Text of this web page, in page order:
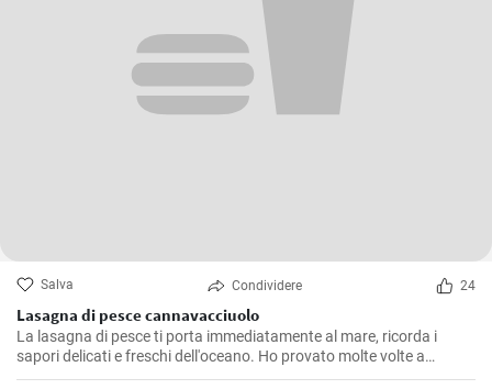
Salva Condividere 24
Lasagna di pesce cannavacciuolo
La lasagna di pesce ti porta immediatamente al mare, ricorda i
sapori delicati e freschi dell'oceano. Ho provato molte volte a
replicare il piatto come il famoso chef Cannavacciuolo, e dopo tanti